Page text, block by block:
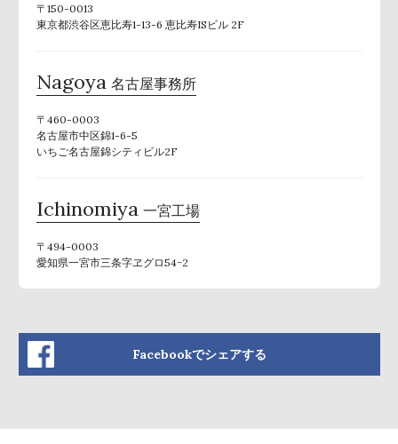
〒150-0013
東京都渋谷区恵比寿1-13-6 恵比寿ISビル 2F
Nagoya 名古屋事務所
〒460-0003
名古屋市中区錦1-6-5
いちご名古屋錦シティビル2F
Ichinomiya 一宮工場
〒494-0003
愛知県一宮市三条字ヱグロ54−2
Facebookでシェアする